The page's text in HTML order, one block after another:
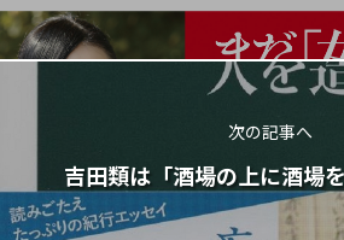
次の記事へ
吉田類は「酒場の上に酒場